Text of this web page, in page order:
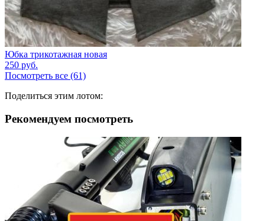
Юбка трикотажная новая
250 руб.
Посмотреть все (61)
Поделиться этим лотом:
Рекомендуем посмотреть